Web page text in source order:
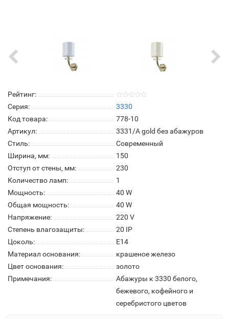
Рейтинг:
Серия:
3330
Код товара:
778-10
Артикул:
3331/A gold без абажуров
Стиль:
Современный
Ширина, мм:
150
Отступ от стены, мм:
230
Количество ламп:
1
Мощность:
40 W
Общая мощность:
40 W
Напряжение:
220 V
Степень влагозащиты:
20 IP
Цоколь:
E14
Материал основания:
крашеное железо
Цвет основания:
золото
Примечания:
Абажуры к 3330 белого,
бежевого, кофейного и
серебристого цветов